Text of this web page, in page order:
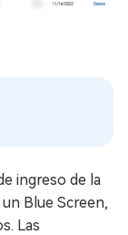
ingreso de la
Blue Screen,
Las